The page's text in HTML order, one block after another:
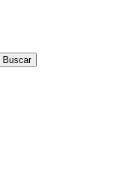
Buscar